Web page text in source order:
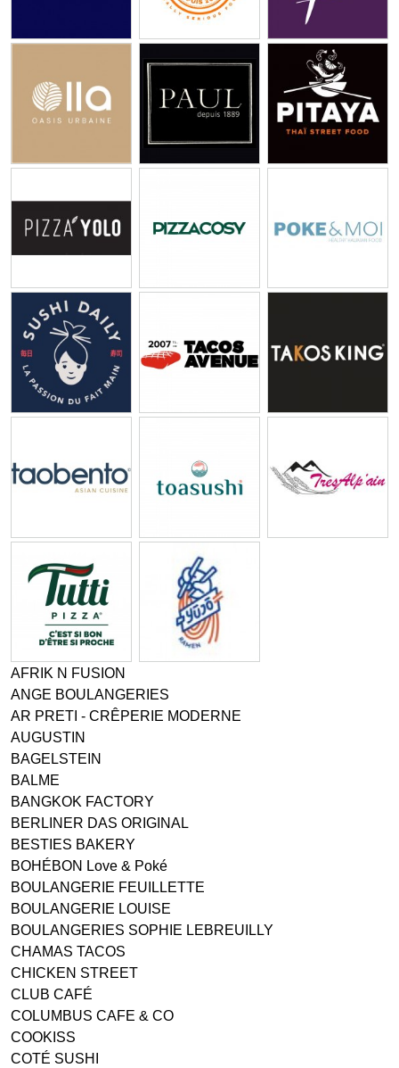
AFRIK N FUSION
ANGE BOULANGERIES
AR PRETI - CRÊPERIE MODERNE
AUGUSTIN
BAGELSTEIN
BALME
BANGKOK FACTORY
BERLINER DAS ORIGINAL
BESTIES BAKERY
BOHÉBON Love & Poké
BOULANGERIE FEUILLETTE
BOULANGERIE LOUISE
BOULANGERIES SOPHIE LEBREUILLY
CHAMAS TACOS
CHICKEN STREET
CLUB CAFÉ
COLUMBUS CAFE & CO
COOKISS
COTÉ SUSHI